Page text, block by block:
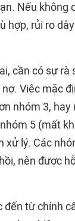
Nếu không
hợp, rủi ro
cần có sự rà
Việc mặc
nhóm 3, hay
5 (mất
xử lý. Các
nên được
đến từ chính